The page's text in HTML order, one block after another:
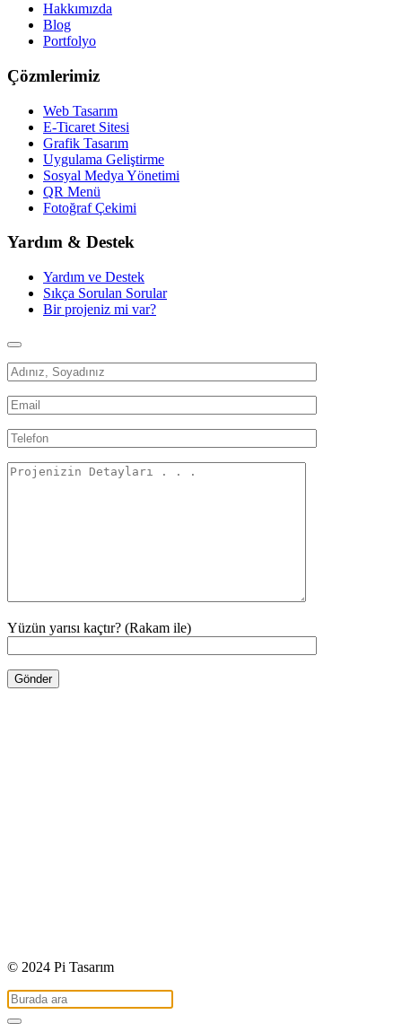
Hakkımızda
Blog
Portfolyo
Çözmlerimiz
Web Tasarım
E-Ticaret Sitesi
Grafik Tasarım
Uygulama Geliştirme
Sosyal Medya Yönetimi
QR Menü
Fotoğraf Çekimi
Yardım & Destek
Yardım ve Destek
Sıkça Sorulan Sorular
Bir projeniz mi var?
Yüzün yarısı kaçtır? (Rakam ile)
© 2024 Pi Tasarım